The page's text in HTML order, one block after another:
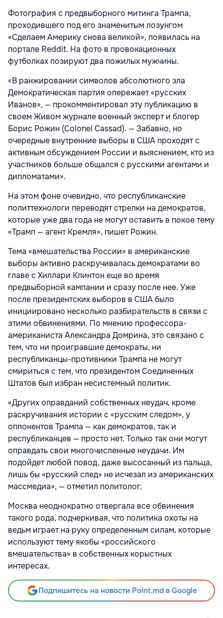
Фотография с предвыборного митинга Трампа,
проходившего под его знаменитым лозунгом
«Сделаем Америку снова великой», появилась на
портале Reddit. На фото в провокационных
футболках позируют два пожилых мужчины.
«В ранжировании символов абсолютного зла
Демократическая партия опережает «русских
Иванов», — прокомментировал эту публикацию в
своем Живом журнале военный эксперт и блогер
Борис Рожин (Colonel Cassad). — Забавно, но
очередные внутренние выборы в США проходят с
активным обсуждением России и выяснением, кто из
участников больше общался с русскими агентами и
дипломатами».
На этом фоне очевидно, что республиканские
политтехнологи переводят стрелки на демократов,
которые уже два года не могут оставить в покое тему
«Трамп — агент Кремля», пишет Рожин.
Тема «вмешательства России» в американские
выборы активно раскручивалась демократами во
главе с Хиллари Клинтон еще во время
предвыборной кампании и сразу после нее. Уже
после президентских выборов в США было
инициировано несколько разбирательств в связи с
этими обвинениями. По мнению профессора-
американиста Александра Домрина, это связано с
тем, что ни проигравшие демократы, ни
республиканцы-противники Трампа не могут
смириться с тем, что президентом Соединенных
Штатов был избран несистемный политик.
«Других оправданий собственных неудач, кроме
раскручивания истории с «русским следом», у
оппонентов Трампа — как демократов, так и
республиканцев — просто нет. Только так они могут
оправдать свои многочисленные неудачи. Им
подойдет любой повод, даже высосанный из пальца,
лишь бы «русский след» не исчезал из американских
массмедиа», — отметил политолог.
Москва неоднократно отвергала все обвинения
такого рода, подчеркивая, что политика охоты на
ведьм играет на руку определенным силам, которые
используют тему якобы «российского
вмешательства» в собственных корыстных
интересах.
Подпишитесь на новости Point.md в Google